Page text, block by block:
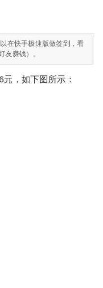
在快手极速版做签到，看
友赚钱）。
，如下图所示：